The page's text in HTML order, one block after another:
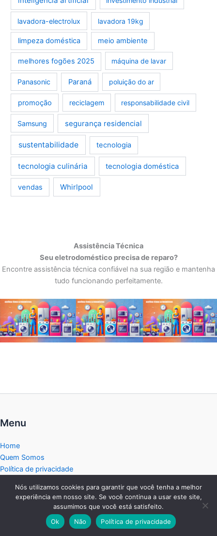
lavadora-electrolux lavadora 19kg
limpeza doméstica meio ambiente
melhores fogões 2025 máquina de lavar
Panasonic Paraná poluição do ar
promoção reciclagem responsabilidade civil
Samsung segurança residencial
sustentabilidade tecnologia
tecnologia culinária tecnologia doméstica
vendas Whirlpool
Assistência Técnica
Seu eletrodoméstico precisa de reparo?
Encontre assistência técnica confiável na sua região e mantenha
tudo funcionando perfeitamente.
Menu
Home
Quem Somos
Política de privacidade
Isenção de Responsabilidade
Politica de Cookies
Blog dos Eletrodomésticos
Nós utilizamos cookies para garantir que você tenha a melhor
experiência em nosso site. Se você continua a usar este site,
assumimos que você está satisfeito.
Ok
Não Política de privacidade